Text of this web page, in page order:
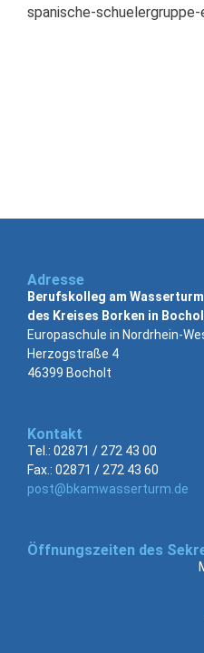
spanische-
Adresse
Berufskolleg am Wasserturm
des Kreises Borken in
Europaschule in Nordrhein-
Herzogstraße 4
46399 Bocholt
Kontakt
Tel.: 02871 / 272 43 00
Fax.: 02871 / 272 43 60
post@bkamwasserturm.de
Öffnungszeiten des